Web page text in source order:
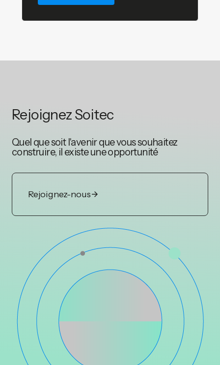
Rejoignez Soitec
Quel que soit l'avenir que vous souhaitez
construire, il existe une opportunité
Rejoignez-nous